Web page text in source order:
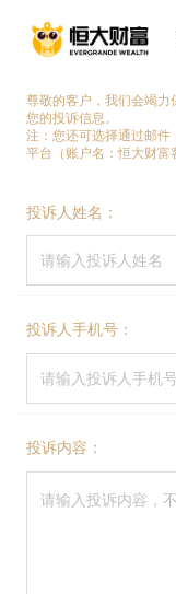
业务 资讯
尊敬的客户，我们会竭
您的投诉信息。
注：您还可选择通过邮件
平台（账户名：恒大财富
投诉人姓名：
投诉人手机号：
投诉内容：